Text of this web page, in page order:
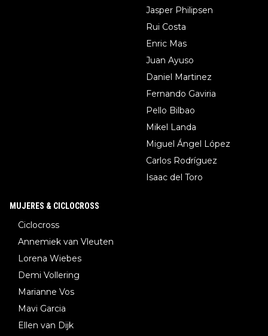
Jasper Philipsen
Rui Costa
Enric Mas
Juan Ayuso
Daniel Martinez
Fernando Gaviria
Pello Bilbao
Mikel Landa
Miguel Ángel López
Carlos Rodríguez
Isaac del Toro
MUJERES & CICLOCROSS
Ciclocross
Annemiek van Vleuten
Lorena Wiebes
Demi Vollering
Marianne Vos
Mavi Garcia
Ellen van Dijk